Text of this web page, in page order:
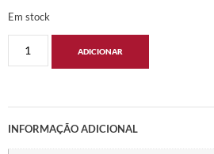
Em stock
ADICIONAR
INFORMAÇÃO ADICIONAL